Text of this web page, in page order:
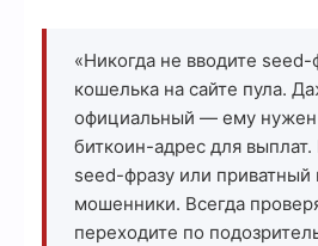
«Никогда не вводите seed-
кошелька на сайте пула.
официальный — ему нужен
биткоин-адрес для выплат.
seed-фразу или
мошенники. Всегда
переходите по